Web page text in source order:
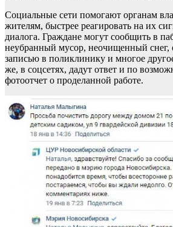
Социальные сети помогают органам
жителям, быстрее реагировать на их
диалога. Граждане могут сообщить в
неубранный мусор, неочищенный снег,
записью в поликлинику и многое
же, в соцсетях, дадут ответ и по
фотоотчет о проделанной работе.